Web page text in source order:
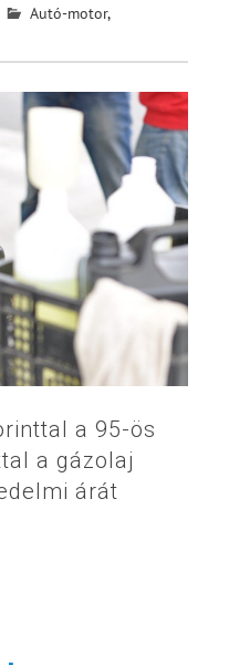
Autó-motor,
a 95-ös
a gázolaj
árát